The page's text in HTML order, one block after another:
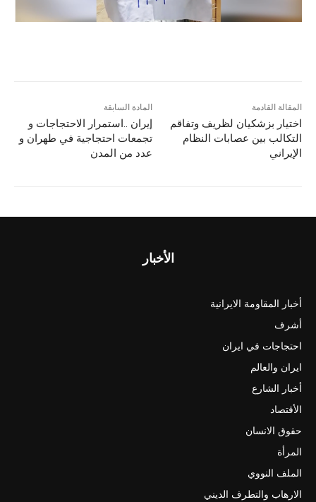
المادة السابقة
إيران ..استمرار الاحتجاجات و
تجمعات احتجاجية في طهران و
عدد من المدن
المقالة القادمة
اختیار بزشکیان لظریف وتفاقم
التکالب بين عصابات النظام
الإيراني
الأخبار
أخبار المقاومة الايرانية
أشرف
احتجاجات في ايران
ايران والعالم
أخبار الشارع
الأقتصاد
حقوق الانسان
المرأة
الملف النووي
الارهاب والتطرف الديني